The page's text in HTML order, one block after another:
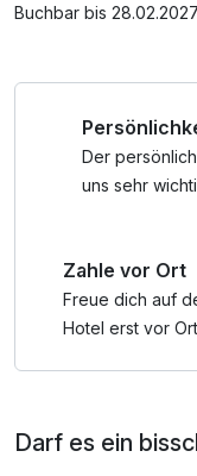
Fitnessbereichs,
Buchbar bis
Der
uns sehr
Zahle vor Ort
Freue dich auf
Hotel erst vor
Darf es ein